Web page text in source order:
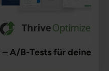
A/B-Tests für deine